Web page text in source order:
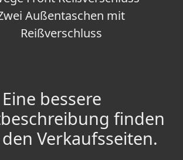
Außentaschen mit
Reißverschluss
Eine bessere
finden
Verkaufsseiten.